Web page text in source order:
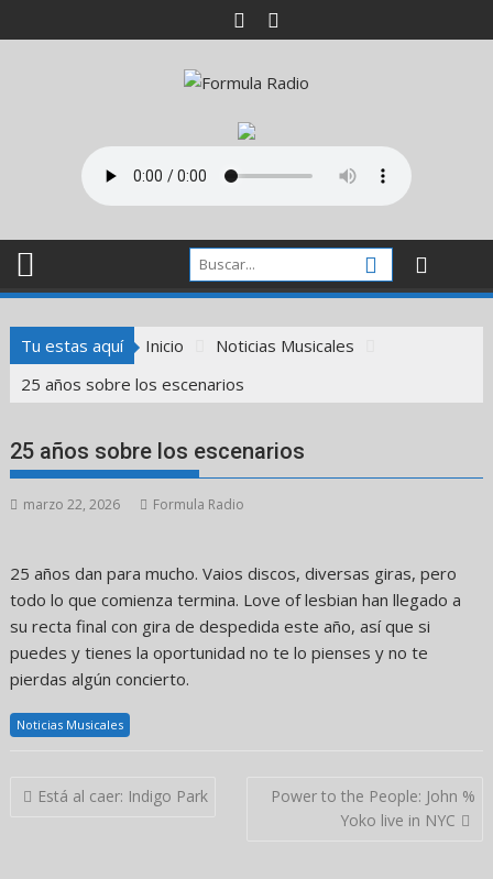
al
Tu estas aquí Inicio
Noticias Musicales
25 años sobre los escenarios
25 años sobre los escenarios
marzo 22, 2026 Formula Radio
25 años dan para mucho. Vaios discos, diversas giras, pero
todo lo que comienza termina. Love of lesbian han llegado a
su recta final con gira de despedida este año, así que si
puedes y tienes la oportunidad no te lo pienses y no te
pierdas algún concierto.
Noticias Musicales
Navegación
Está al caer: Indigo Park
Power to the People: John %
Yoko live in NYC